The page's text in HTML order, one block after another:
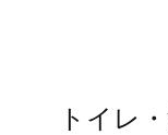
トイレ